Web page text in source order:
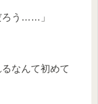
ろう……」
なんて初めて